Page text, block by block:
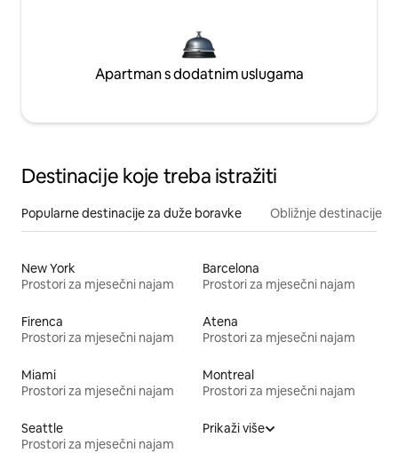
Apartman s dodatnim uslugama
Destinacije koje treba istražiti
Popularne destinacije za duže boravke Obližnje destinacije
New York
Prostori za mjesečni najam
Barcelona
Prostori za mjesečni najam
Firenca
Prostori za mjesečni najam
Atena
Prostori za mjesečni najam
Miami
Prostori za mjesečni najam
Montreal
Prostori za mjesečni najam
Seattle
Prostori za mjesečni najam
Prikaži više